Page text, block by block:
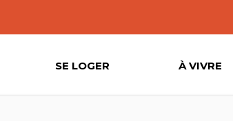
SE LOGER À VIVRE